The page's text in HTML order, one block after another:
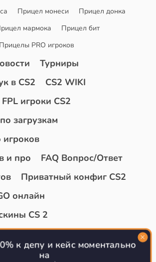
Прицел монеси
Прицел донка
мармока
Прицел бит
Прицелы PRO игроков
Турниры
в CS2
CS2 WIKI
FPL игроки CS2
загрузкам
и про
FAQ Вопрос/Ответ
Приватный конфиг CS2
онлайн
CS 2
КС 2
О проекте
к депу и кейс моментально
на